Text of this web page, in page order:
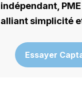
indépendant, PME
alliant simplicité
Essayer